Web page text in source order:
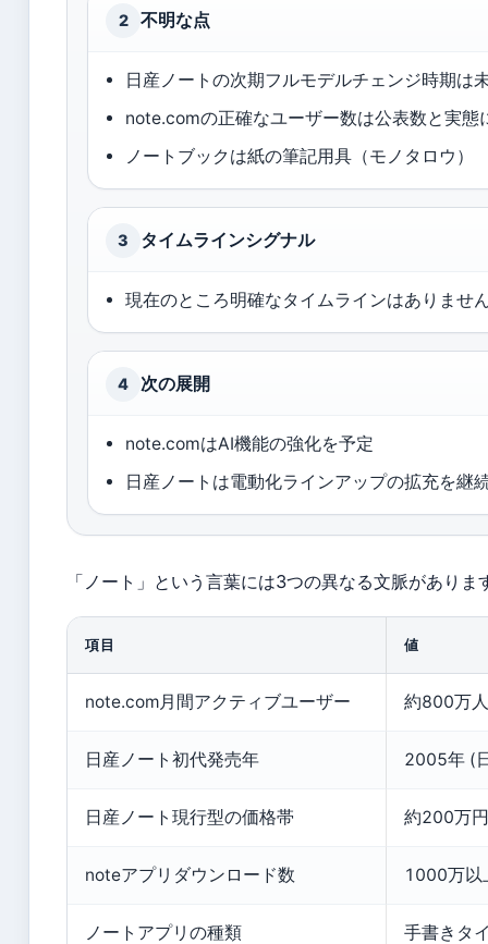
2 不明な点
日産ノートの次期フルモデルチェンジ時期は
note.comの正確なユーザー数は公表数と実態
ノートブックは紙の筆記用具（モノタロウ）
3 タイムラインシグナル
現在のところ明確なタイムラインはありませ
4 次の展開
note.comはAI機能の強化を予定
日産ノートは電動化ラインアップの拡充を継
「ノート」という言葉には3つの異なる文脈があり
項目 値
note.com月間アクティブユーザー 約800万
日産ノート初代発売年 2005年 (
日産ノート現行型の価格帯 約200万
noteアプリダウンロード数 1000万以
ノートアプリの種類 手書きタ